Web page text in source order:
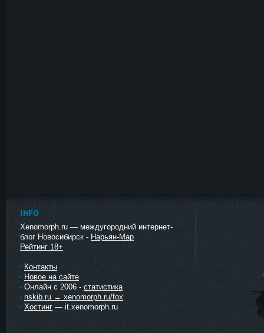
INFO
Xenomorph.ru — междугородний интернет-
блог Новосибирск - Нарьян-Мар
Рейтинг 18+
Контакты
Новое на сайте
Онлайн с 2006 - статистика
nskib.ru → xenomorph.ru/fox
Хостинг — it.xenomorph.ru